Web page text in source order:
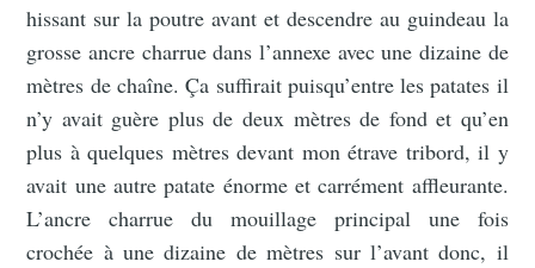
hissant sur la poutre avant et descendre au guindeau la
grosse ancre charrue dans l’annexe avec une dizaine de
mètres de chaîne. Ça suffirait puisqu’entre les patates il
n’y avait guère plus de deux mètres de fond et qu’en
plus à quelques mètres devant mon étrave tribord, il y
avait une autre patate énorme et carrément affleurante.
L’ancre charrue du mouillage principal une fois
crochée à une dizaine de mètres sur l’avant donc, il